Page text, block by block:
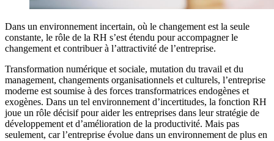
Dans un environnement incertain, où le changement est la seule
constante, le rôle de la RH s’est étendu pour accompagner le
changement et contribuer à l’attractivité de l’entreprise.
Transformation numérique et sociale, mutation du travail et du
management, changements organisationnels et culturels, l’entreprise
moderne est soumise à des forces transformatrices endogènes et
exogènes. Dans un tel environnement d’incertitudes, la fonction RH
joue un rôle décisif pour aider les entreprises dans leur stratégie de
développement et d’amélioration de la productivité. Mais pas
seulement, car l’entreprise évolue dans un environnement de plus en